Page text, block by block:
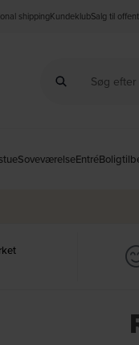
shippingKundeklubSalg til
SoveværelseEntré